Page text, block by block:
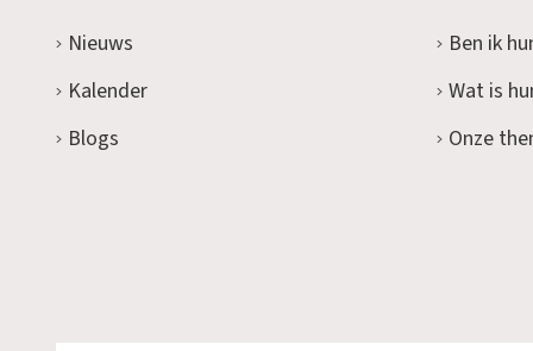
Nieuws
Kalender
Blogs
Ben ik
Wat is
Onze